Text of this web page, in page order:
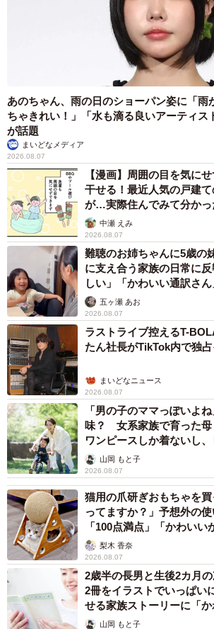
こんなに具沢山にしてもこぼれませんでした！
あのちゃん、雨の日のショーパン姿に「雨
ちゃきれい！」「水も滴る良いアーティ
が話題
まいどなメディア
2026.08.07
【漫画】周囲の目を気に
干せる！最近人気の戸建
が…実際住んでみて分かっ
中瀬 えみ
2026.08.07
難聴のお姉ちゃんに5歳
に支え合う家族の日常に
しい」「かわいい通訳さん
五ヶ瀬 あお
2026.08.07
ラストライブ控えるT-
たん社長がTikTok内で独
まいどなニュース
2026.08.07
「男の子のママっぽいよ
味？ 女系家族で育った
ワンピースしか着ないし
へんが…
山岡 もと子
2026.08.07
猫用の爪研ぎおもちゃを
ってますか？」予想外の
「100点満点」「かわいい
梨木 香奈
2026.08.07
2歳半の長男と生後2カ月
2冊をイラストでいっぱ
せる家族ストーリーに「か
山岡 もと子